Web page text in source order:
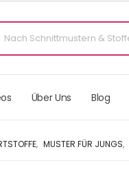
Über Uns Blog
, MUSTER FÜR JUNGS,